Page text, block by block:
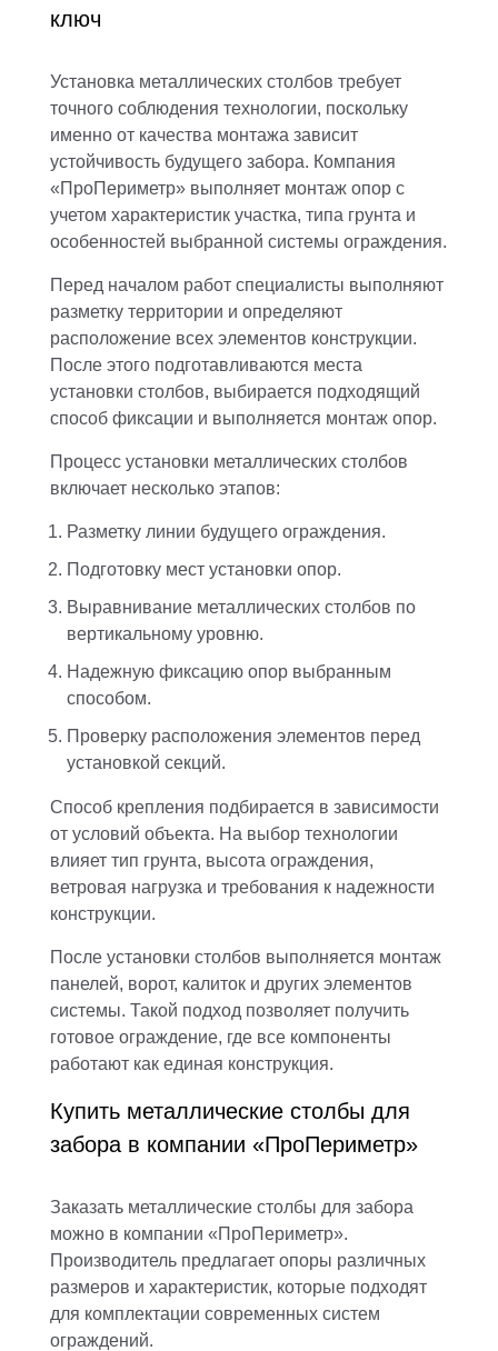
ключ
Установка металлических столбов требует
точного соблюдения технологии, поскольку
именно от качества монтажа зависит
устойчивость будущего забора. Компания
«ПроПериметр» выполняет монтаж опор с
учетом характеристик участка, типа грунта и
особенностей выбранной системы ограждения.
Перед началом работ специалисты выполняют
разметку территории и определяют
расположение всех элементов конструкции.
После этого подготавливаются места
установки столбов, выбирается подходящий
способ фиксации и выполняется монтаж опор.
Процесс установки металлических столбов
включает несколько этапов:
Разметку линии будущего ограждения.
Подготовку мест установки опор.
Выравнивание металлических столбов по
вертикальному уровню.
Надежную фиксацию опор выбранным
способом.
Проверку расположения элементов перед
установкой секций.
Способ крепления подбирается в зависимости
от условий объекта. На выбор технологии
влияет тип грунта, высота ограждения,
ветровая нагрузка и требования к надежности
конструкции.
После установки столбов выполняется монтаж
панелей, ворот, калиток и других элементов
системы. Такой подход позволяет получить
готовое ограждение, где все компоненты
работают как единая конструкция.
Купить металлические столбы для
забора в компании «ПроПериметр»
Заказать металлические столбы для забора
можно в компании «ПроПериметр».
Производитель предлагает опоры различных
размеров и характеристик, которые подходят
для комплектации современных систем
ограждений.